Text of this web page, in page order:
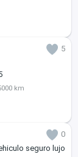
5
km
0
seguro lujo